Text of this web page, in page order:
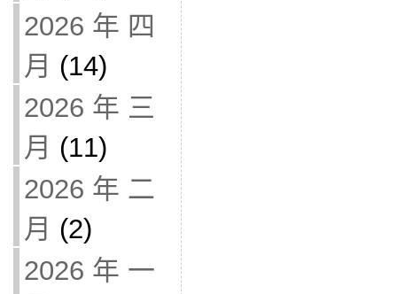
2026 年 四
月 (14)
2026 年 三
月 (11)
2026 年 二
月 (2)
2026 年 一